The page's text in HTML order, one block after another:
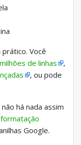
Você
de linhas
,
, ou pode
há nada assim
formatação
Google.